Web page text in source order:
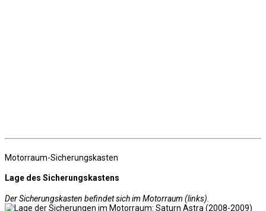
Motorraum-Sicherungskasten
Lage des Sicherungskastens
Der Sicherungskasten befindet sich im Motorraum (links).